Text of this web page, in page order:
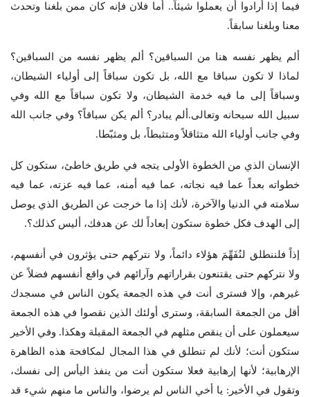
فيما إذا أرادوا أن يعملوا شيئاً.. أما فلان فإنه كان ممن بلغنا وتحدث
معنا وبلغنا سابقاً.
ألم يظهر نفسه هنا من السباقين؟ ألم يظهر نفسه من السباقين؟
لماذا لا تكون سباقا مع الله، بل تكون سباقاً إلى أولياء الشيطان،
وسباقاً إلى ما فيه خدمة الشيطان، ولا تكون سباقاً مع الله وفي
سبيل الله سبحانه وتعالى.ألم يبادر؟ ألم يكن سباقاً؟ وفي جانب الله
وفي جانب أولياء الله متثاقلاً ومتثبطاً، بل ومثبّطا.
الإنسان الذي من الخطوة الأولى يتجه في طريق خاطئ، ستكون كل
خطواته بعداً عما فيه نجاته، عما فيه أمنه، عما فيه عزته، عما فيه
سلامته في الدنيا والآخرة، لأنك إذا ما خرجت عن الطريق الذي يوصل
إلى الهدف فكل خطوة ستكون إبعاداً لك عن هدفك، أليس كذلك؟.
إذاً فلننطلق لنُفَهِّمَ هؤلاء دائماً، ولا نتركهم حتى يؤثرون في أنفسهم،
ولا نتركهم حتى يقتنعون بقراراتهم وآرائهم في واقع أنفسهم فضلاً عن
غيرهم، وإلا فسترى أنت في هذه الجمعة يكون الناس في مسجدك
أقل من الجمعة السابقة، وسترى أولئك الذين نقصوا في هذه الجمعة
سيعملون على أن ينقص مثلهم في الجمعة المقبلة وهكذا. وفي الأخير
ستكون أنت؛ لأنك لم تنطلق في هذا المجال لمكافحة هذه الظاهرة
الإرهابية؛ لأنها إرهابية فعلا ستكون أنت من ينفذ اليأس إلى نفسك،
وتقول في الأخير: يا أخي الناس لم يرضوا، والناس ما منهم شيء قد